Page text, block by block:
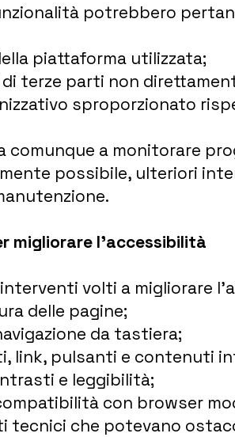
potrebbero
piattaforma utilizzata;
terze parti non
sproporzionato
comunque a monitorare
possibile, ulteriori
migliorare l’accessibilità
volti a migliorare
delle pagine;
da tastiera;
link, pulsanti e contenuti
e leggibilità;
con browser
tecnici che potevano